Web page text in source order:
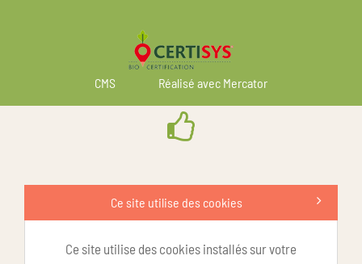
CMS Réalisé avec Mercator
Ce site utilise des cookies
Ce site utilise des cookies installés sur votre